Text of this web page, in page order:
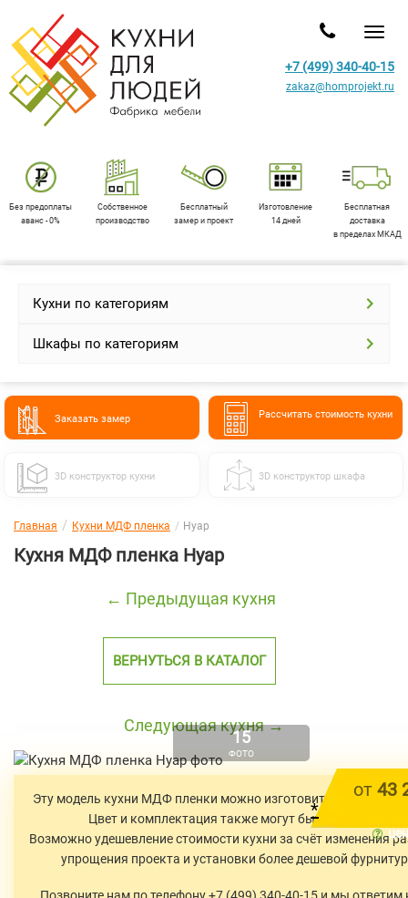
Без предоплаты
аванс - 0%
Собственное
производство
Бесплатный
замер и проект
Изготовление
14 дней
Бесплатная
доставка
в пределах МКАД
+7 (499) 340-40-15
zakaz@homprojekt.ru
Кухни по категориям
Шкафы по категориям
Заказать замер Расcчитать стоимость кухни
3D конструктор кухни 3D конструктор шкафа
Главная Кухни МДФ пленка Нуар
Кухня МДФ пленка Нуар
← Предыдущая кухня
ВЕРНУТЬСЯ В КАТАЛОГ
Следующая кухня →
15
ФОТО
от 43
*
Эту модель кухни МДФ пленки можно изготовить в любых
Цвет и комплектация также могут быть изменены.
Возможно удешевление стоимости кухни за счёт изменения
упрощения проекта и установки более дешевой